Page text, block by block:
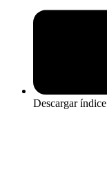
Descargar índice